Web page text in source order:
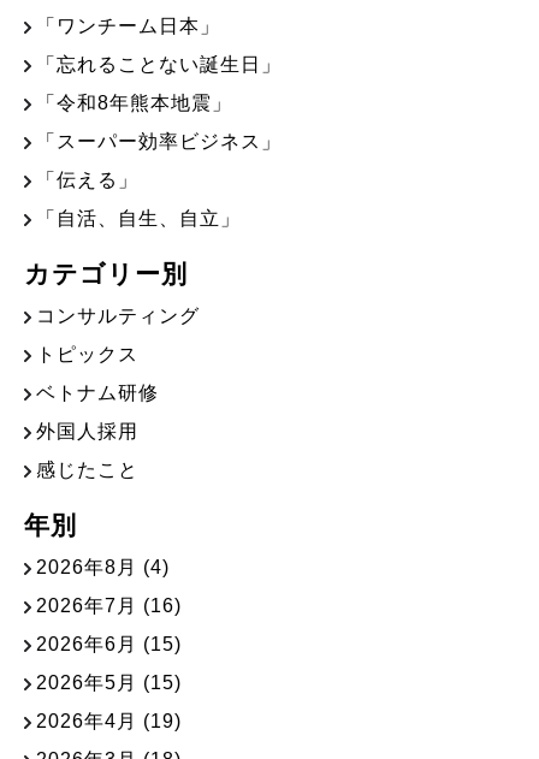
「ワンチーム日本」
「忘れることない誕生日」
「令和8年熊本地震」
「スーパー効率ビジネス」
「伝える」
「自活、自生、自立」
カテゴリー別
コンサルティング
トピックス
ベトナム研修
外国人採用
感じたこと
年別
2026年8月 (4)
2026年7月 (16)
2026年6月 (15)
2026年5月 (15)
2026年4月 (19)